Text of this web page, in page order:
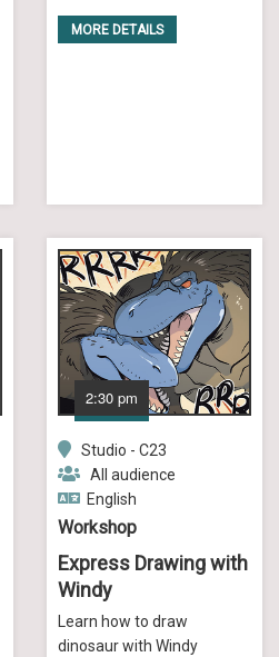
MORE DETAILS
2:30 pm
Studio - C23
All audience
English
Workshop
Express Drawing with
Windy
Learn how to draw
dinosaur with Windy